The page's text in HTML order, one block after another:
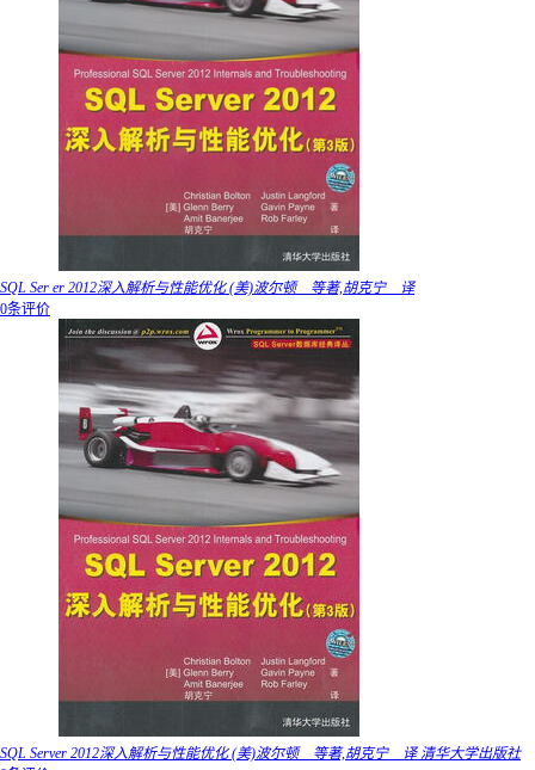
SQL Ser er 2012深入解析与性能优化 (美)波尔顿 等著,胡克宁 译
0条评价
SQL Server 2012深入解析与性能优化 (美)波尔顿 等著,胡克宁 译 清华大学出版社